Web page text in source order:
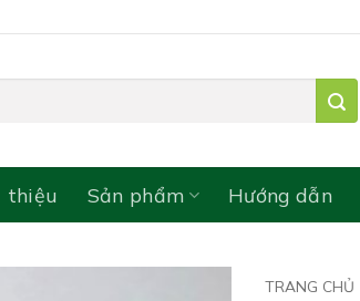
thiệu Sản phẩm Hướng dẫn
TRANG CHỦ